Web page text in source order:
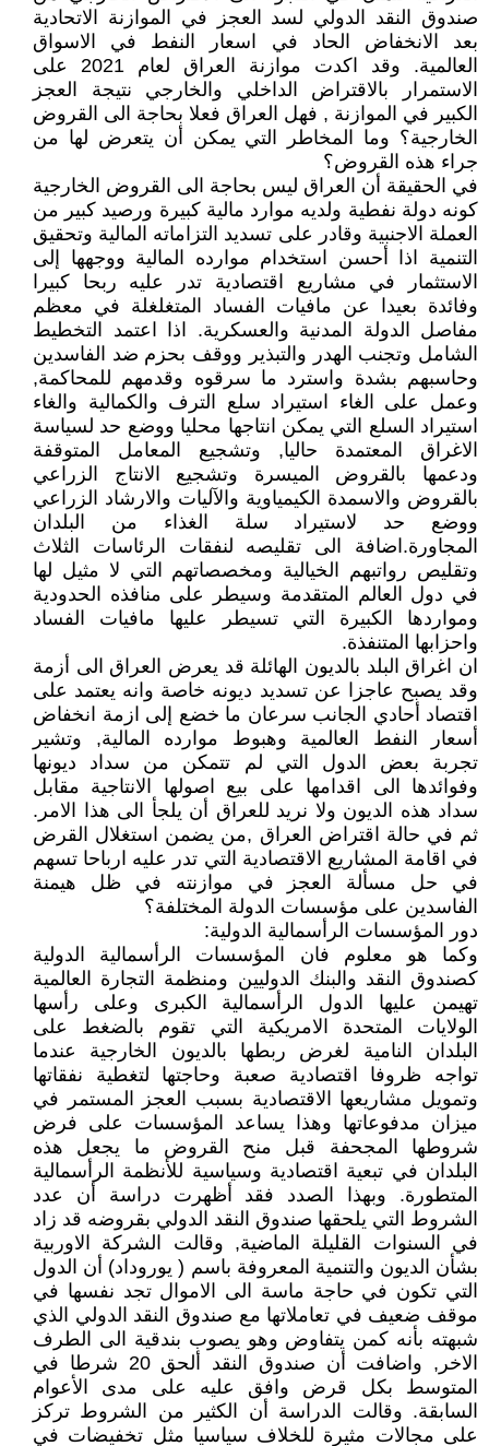
صندوق النقد الدولي لسد العجز في الموازنة الاتحادية
بعد الانخفاض الحاد في اسعار النفط في الاسواق
العالمية. وقد اكدت موازنة العراق لعام 2021 على
الاستمرار بالاقتراض الداخلي والخارجي نتيجة العجز
الكبير في الموازنة , فهل العراق فعلا بحاجة الى القروض
الخارجية؟ وما المخاطر التي يمكن أن يتعرض لها من
جراء هذه القروض؟
في الحقيقة أن العراق ليس بحاجة الى القروض الخارجية
كونه دولة نفطية ولديه موارد مالية كبيرة ورصيد كبير من
العملة الاجنبية وقادر على تسديد التزاماته المالية وتحقيق
التنمية اذا أحسن استخدام موارده المالية ووجهها إلى
الاستثمار في مشاريع اقتصادية تدر عليه ربحا كبيرا
وفائدة بعيدا عن مافيات الفساد المتغلغلة في معظم
مفاصل الدولة المدنية والعسكرية. اذا اعتمد التخطيط
الشامل وتجنب الهدر والتبذير ووقف بحزم ضد الفاسدين
وحاسبهم بشدة واسترد ما سرقوه وقدمهم للمحاكمة,
وعمل على الغاء استيراد سلع الترف والكمالية والغاء
استيراد السلع التي يمكن انتاجها محليا ووضع حد لسياسة
الاغراق المعتمدة حاليا, وتشجيع المعامل المتوقفة
ودعمها بالقروض الميسرة وتشجيع الانتاج الزراعي
بالقروض والاسمدة الكيمياوية والآليات والارشاد الزراعي
ووضع حد لاستيراد سلة الغذاء من البلدان
المجاورة.اضافة الى تقليصه لنفقات الرئاسات الثلاث
وتقليص رواتبهم الخيالية ومخصصاتهم التي لا مثيل لها
في دول العالم المتقدمة وسيطر على منافذه الحدودية
ومواردها الكبيرة التي تسيطر عليها مافيات الفساد
واحزابها المتنفذة.
ان اغراق البلد بالديون الهائلة قد يعرض العراق الى أزمة
وقد يصبح عاجزا عن تسديد ديونه خاصة وانه يعتمد على
اقتصاد أحادي الجانب سرعان ما خضع إلى ازمة انخفاض
أسعار النفط العالمية وهبوط موارده المالية, وتشير
تجربة بعض الدول التي لم تتمكن من سداد ديونها
وفوائدها الى اقدامها على بيع اصولها الانتاجية مقابل
سداد هذه الديون ولا نريد للعراق أن يلجأ الى هذا الامر.
ثم في حالة اقتراض العراق ,من يضمن استغلال القرض
في اقامة المشاريع الاقتصادية التي تدر عليه ارباحا تسهم
في حل مسألة العجز في موازنته في ظل هيمنة
الفاسدين على مؤسسات الدولة المختلفة؟
دور المؤسسات الرأسمالية الدولية:
وكما هو معلوم فان المؤسسات الرأسمالية الدولية
كصندوق النقد والبنك الدوليين ومنظمة التجارة العالمية
تهيمن عليها الدول الرأسمالية الكبرى وعلى رأسها
الولايات المتحدة الامريكية التي تقوم بالضغط على
البلدان النامية لغرض ربطها بالديون الخارجية عندما
تواجه ظروفا اقتصادية صعبة وحاجتها لتغطية نفقاتها
وتمويل مشاريعها الاقتصادية بسبب العجز المستمر في
ميزان مدفوعاتها وهذا يساعد المؤسسات على فرض
شروطها المجحفة قبل منح القروض ما يجعل هذه
البلدان في تبعية اقتصادية وسياسية للأنظمة الرأسمالية
المتطورة. وبهذا الصدد فقد أظهرت دراسة أن عدد
الشروط التي يلحقها صندوق النقد الدولي بقروضه قد زاد
في السنوات القليلة الماضية, وقالت الشركة الاوربية
بشأن الديون والتنمية المعروفة باسم ( يوروداد) أن الدول
التي تكون في حاجة ماسة الى الاموال تجد نفسها في
موقف ضعيف في تعاملاتها مع صندوق النقد الدولي الذي
شبهته بأنه كمن يتفاوض وهو يصوب بندقية الى الطرف
الاخر, واضافت أن صندوق النقد ألحق 20 شرطا في
المتوسط بكل قرض وافق عليه على مدى الأعوام
السابقة. وقالت الدراسة أن الكثير من الشروط تركز
على مجالات مثيرة للخلاف سياسيا مثل تخفيضات في